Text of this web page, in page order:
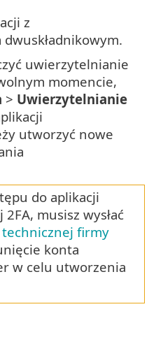
z
uwierzytelnianie
momencie,
> Uwierzytelnianie
utworzyć nowe
do aplikacji
musisz wysłać
technicznej firmy
konta
w celu utworzenia